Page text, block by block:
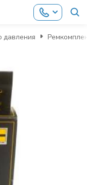
давления